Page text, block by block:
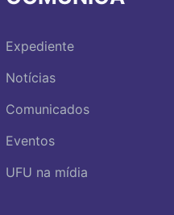
Expediente
Notícias
Comunicados
Eventos
UFU na mídia